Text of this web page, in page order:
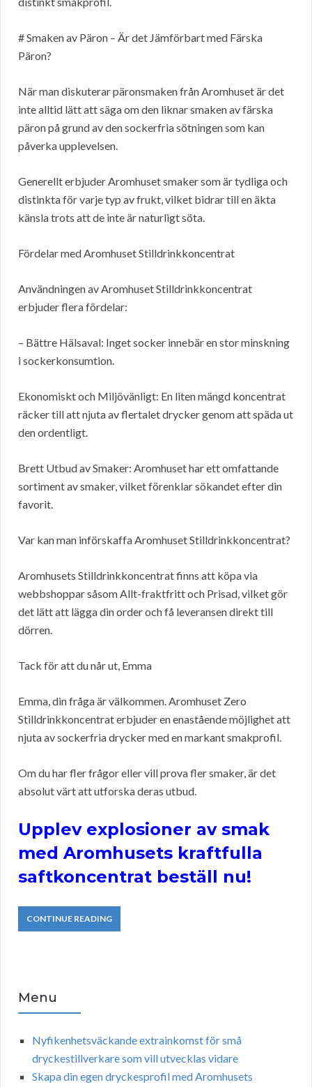
# Smaken av Päron – Är det Jämförbart med Färska
Päron?
När man diskuterar päronsmaken från Aromhuset är det
inte alltid lätt att säga om den liknar smaken av färska
päron på grund av den sockerfria sötningen som kan
påverka upplevelsen.
Generellt erbjuder Aromhuset smaker som är tydliga och
distinkta för varje typ av frukt, vilket bidrar till en äkta
känsla trots att de inte är naturligt söta.
Fördelar med Aromhuset Stilldrinkkoncentrat
Användningen av Aromhuset Stilldrinkkoncentrat
erbjuder flera fördelar:
– Bättre Hälsaval: Inget socker innebär en stor minskning
i sockerkonsumtion.
Ekonomiskt och Miljövänligt: En liten mängd koncentrat
räcker till att njuta av flertalet drycker genom att späda ut
den ordentligt.
Brett Utbud av Smaker: Aromhuset har ett omfattande
sortiment av smaker, vilket förenklar sökandet efter din
favorit.
Var kan man införskaffa Aromhuset Stilldrinkkoncentrat?
Aromhusets Stilldrinkkoncentrat finns att köpa via
webbshoppar såsom Allt-fraktfritt och Prisad, vilket gör
det lätt att lägga din order och få leveransen direkt till
dörren.
Tack för att du når ut, Emma
Emma, din fråga är välkommen. Aromhuset Zero
Stilldrinkkoncentrat erbjuder en enastående möjlighet att
njuta av sockerfria drycker med en markant smakprofil.
Om du har fler frågor eller vill prova fler smaker, är det
absolut värt att utforska deras utbud.
Upplev explosioner av smak
med Aromhusets kraftfulla
saftkoncentrat beställ nu!
CONTINUE READING
Menu
Nyfikenhetsväckande extrainkomst för små
dryckestillverkare som vill utvecklas vidare
Skapa din egen dryckesprofil med Aromhusets